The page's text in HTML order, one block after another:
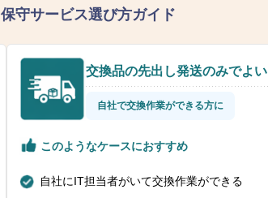
保守サービス選び方ガイド
交換品の先出し発送のみでよい
自社で交換作業ができる方に
このようなケースにおすすめ
自社にIT担当者がいて交換作業ができる